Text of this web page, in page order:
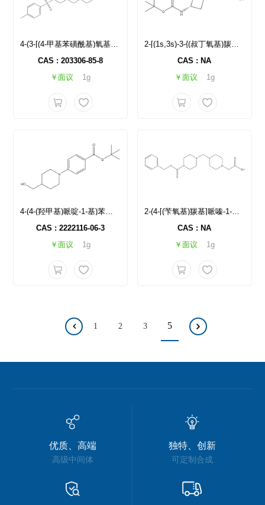
4-(3-[(4-甲基苯磺酰基)氧基]丙基)哌啶-1-羧酸叔丁酯
CAS : 203306-85-8
￥面议
1g
2-[(1s,3s)-3-{(叔丁氧基)羰基]氨基}环丁氧基]乙酸
CAS : NA
￥面议
1g
4-(4-(羟甲基)哌啶-1-基)苯甲酸叔丁酯
CAS : 2222116-06-3
￥面议
1g
2-(4-[(苄氧基)羰基]哌嗪-1-基)甲基]哌啶-1-基)乙酸
CAS : NA
￥面议
1g
1 2 3 5
优质、高端
高级中间体
独特、创新
可定制合成